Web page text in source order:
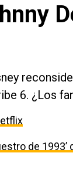
6. ¿Los
de 1993’